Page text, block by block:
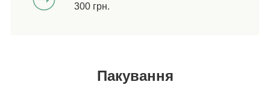
300 грн.
Пакування